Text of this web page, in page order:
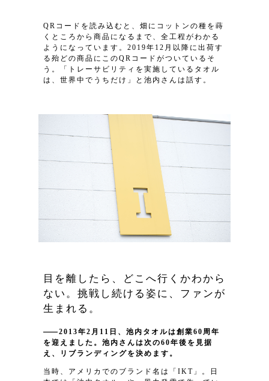
QRコードを読み込むと、畑にコットンの種を蒔
くところから商品になるまで、全工程がわかる
ようになっています。2019年12月以降に出荷す
る殆どの商品にこのQRコードがついているそ
う。「トレーサビリティを実施しているタオル
は、世界中でうちだけ」と池内さんは話す。
目を離したら、どこへ行くかわから
ない。挑戦し続ける姿に、ファンが
生まれる。
2013年2月11日、池内タオルは創業60周年
を迎えました。池内さんは次の60年後を見据
え、リブランディングを決めます。
当時、アメリカでのブランド名は「IKT」。日